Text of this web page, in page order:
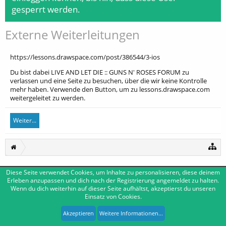
gesperrt werden.
Externe Weiterleitungen
https://lessons.drawspace.com/post/386544/3-ios
Du bist dabei LIVE AND LET DIE :: GUNS N' ROSES FORUM zu
verlassen und eine Seite zu besuchen, über die wir keine Kontrolle
mehr haben. Verwende den Button, um zu lessons.drawspace.com
weitergeleitet zu werden.
Weiter...
Deutsch [Du] Kontakt
Impressum Nutzungsbedingungen
Datenschutzerklärung
Forum software by XenForo™ |Media embeds by s9e
XenForo style by Pixel Exit
Diese Seite verwendet Cookies, um Inhalte zu personalisieren, diese deinem
Erleben anzupassen und dich nach der Registrierung angemeldet zu halten.
Wenn du dich weiterhin auf dieser Seite aufhältst, akzeptierst du unseren
Einsatz von Cookies.
Akzeptieren Weitere Informationen...